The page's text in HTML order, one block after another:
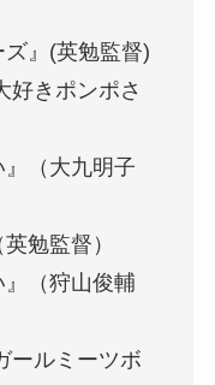
』(英勉監督)
好きポンポさ
（大九明子
勉監督）
（狩山俊輔
ールミーツボ